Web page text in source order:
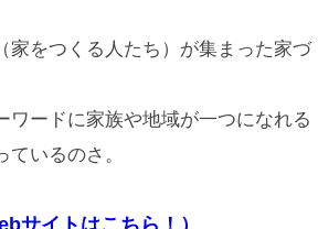
家をつくる人たち）が集まった家づ
ードに家族や地域が一つになれる
いるのさ。
サイトはこちら！）